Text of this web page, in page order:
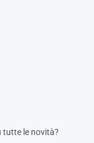
tutte le novità?